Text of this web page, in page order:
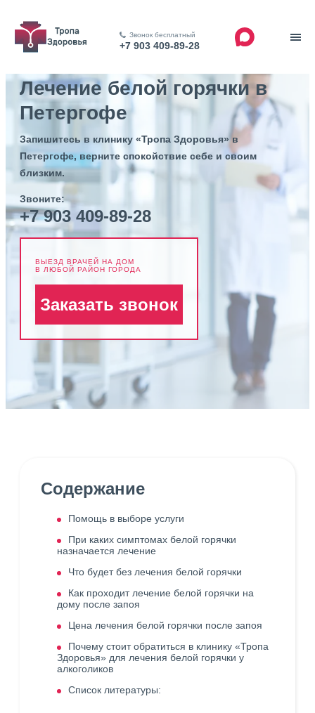
Звонок бесплатный
+7 903 409-89-28
Лечение белой горячки в
Петергофе
Запишитесь в клинику «Тропа Здоровья» в
Петергофе, верните спокойствие себе и своим
близким.
Звоните:
+7 903 409-89-28
ВЫЕЗД ВРАЧЕЙ НА ДОМ
В ЛЮБОЙ РАЙОН ГОРОДА
Заказать звонок
Содержание
Помощь в выборе услуги
При каких симптомах белой горячки
назначается лечение
Что будет без лечения белой горячки
Как проходит лечение белой горячки на
дому после запоя
Цена лечения белой горячки после запоя
Почему стоит обратиться в клинику «Тропа
Здоровья» для лечения белой горячки у
алкоголиков
Список литературы: